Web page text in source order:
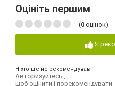
Оцініть першим
(0 оцінок)
Я
Ніхто ще не рекомендував
Авторизуйтесь
щоб оцінити і порекомендувати